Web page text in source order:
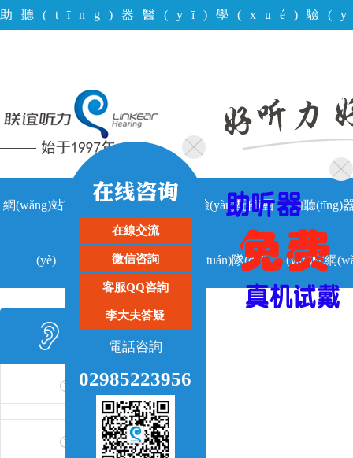
助聽(tīng)器醫(yī)學(xué)驗
網(wǎng)站首頁
(yè)
關(guān)于聯
(lián)誼
驗(yàn)配師團
(tuán)隊(duì)
| 助聽(tīng)
(yàn)配網
客戶留言
助聽(tīng)器類型
HEARING PRODUCTS
BTE耳背式
RIE受話器外置式
在線交流
微信咨詢
客服QQ咨詢
李大夫答疑
電話咨詢
02985223956